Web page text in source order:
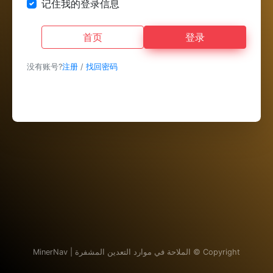
记住我的登录信息
登录
首页
没有账号?注册 / 找回密码
Copyright © الملاحة في موارد التعدين المشفرة | MinerNav